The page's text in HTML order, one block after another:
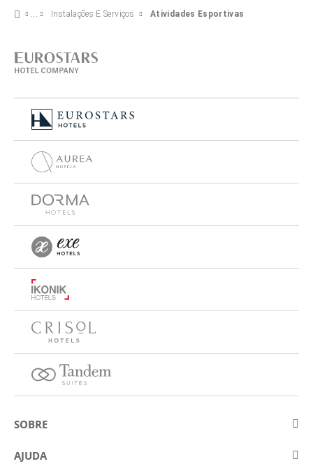
Instalações E Serviços Atividades Esportivas
SOBRE
Sobre a Eurostars Hotel Company
AJUDA